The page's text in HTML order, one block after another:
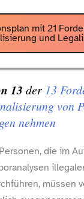
mit 21
und
13 der 13
von
nehmen
die im
müssen